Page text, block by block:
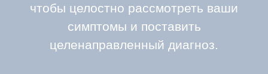
чтобы целостно рассмотреть ваши
симптомы и поставить
целенаправленный диагноз.